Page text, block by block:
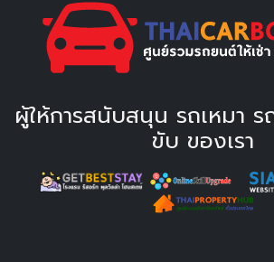
ผู้ให้การสนับสนุน รถเหมา ร
ขับ ของเรา